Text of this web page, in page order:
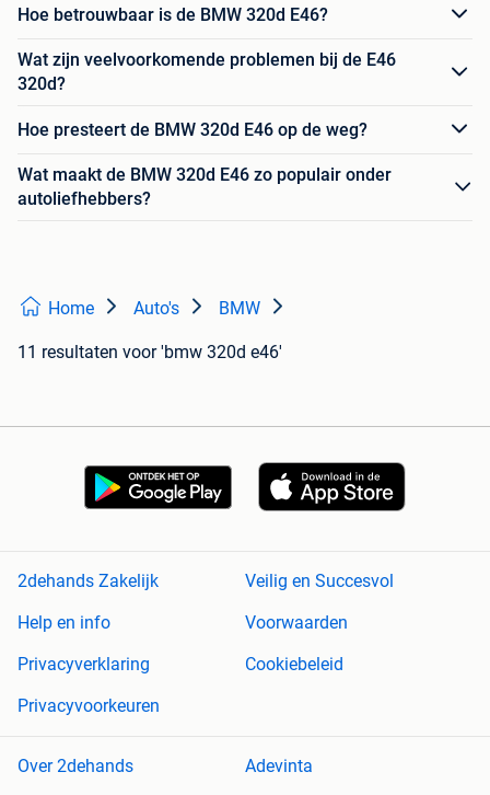
Hoe betrouwbaar is de BMW 320d E46?
Wat zijn veelvoorkomende problemen bij de E46
320d?
Hoe presteert de BMW 320d E46 op de weg?
Wat maakt de BMW 320d E46 zo populair onder
autoliefhebbers?
Home Auto's BMW
11 resultaten voor 'bmw 320d e46'
2dehands Zakelijk
Veilig en Succesvol
Help en info
Voorwaarden
Privacyverklaring
Cookiebeleid
Privacyvoorkeuren
Over 2dehands Adevinta